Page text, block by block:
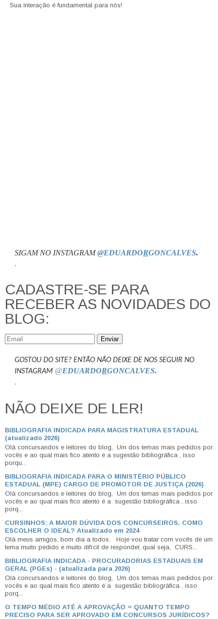
Sua interação é fundamental para nós!
SIGAM NO INSTAGRAM@EDUARDORGONCALVES.
.
CADASTRE-SE PARA
RECEBER AS NOVIDADES DO
BLOG:
Enviar
GOSTOU DO SITE? ENTÃO NÃO DEIXE DE NOS SEGUIR NO
INSTAGRAM @EDUARDORGONCALVES.
.
NÃO DEIXE DE LER!
BIBLIOGRAFIA INDICADA PARA MAGISTRATURA ESTADUAL
(atualizado 2026)
Olá concursandos e leitores do blog, Um dos temas mais pedidos por
vocês e ao qual mais fico atento é a sugestão bibliográfica , isso
porqu...
BIBLIOGRAFIA INDICADA PARA O MINISTÉRIO PÚBLICO
ESTADUAL (MPE) CARGO DE PROMOTOR DE JUSTIÇA (2026)
Olá concursandos e leitores do blog, Um dos temas mais pedidos por
vocês e ao qual mais fico atento é a sugestão bibliográfica , isso
porq...
CURSINHOS: A MAIOR DÚVIDA DOS CONCURSEIROS. COMO
ESCOLHER O IDEAL? Atualizado em 2024
Olá meus amigos, bom dia a todos. Hoje vou tratar com vocês de um
tema muito pedido e muito difícil de responder, qual seja, CURS...
BIBLIOGRAFIA INDICADA - PROCURADORIAS ESTADUAIS EM
GERAL (PGEs) - (atualizada para 2026)
Olá concursandos e leitores do blog, Um dos temas mais pedidos por
vocês e ao qual mais fico atento é a sugestão bibliográfica , isso
porq...
O TEMPO MÉDIO ATÉ A APROVAÇÃO = QUANTO TEMPO
PRECISO PARA SER APROVADO EM CONCURSOS JURÍDICOS?